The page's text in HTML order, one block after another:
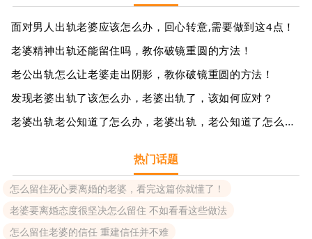
面对男人出轨老婆应该怎么办，回心转意,需要做到这4点！
老婆精神出轨还能留住吗，教你破镜重圆的方法！
老公出轨怎么让老婆走出阴影，教你破镜重圆的方法！
发现老婆出轨了该怎么办，老婆出轨了，该如何应对？
老婆出轨老公知道了怎么办，老婆出轨，老公知道了怎么办？
热门话题
怎么留住死心要离婚的老婆，看完这篇你就懂了！
老婆要离婚态度很坚决怎么留住 不如看看这些做法
怎么留住老婆的信任 重建信任并不难